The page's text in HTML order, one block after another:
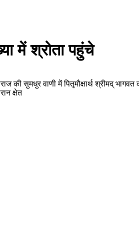
में श्रोता पहुंचे
सुमधुर वाणी में पितृमौक्षार्थ श्रीमद्
क्षेत